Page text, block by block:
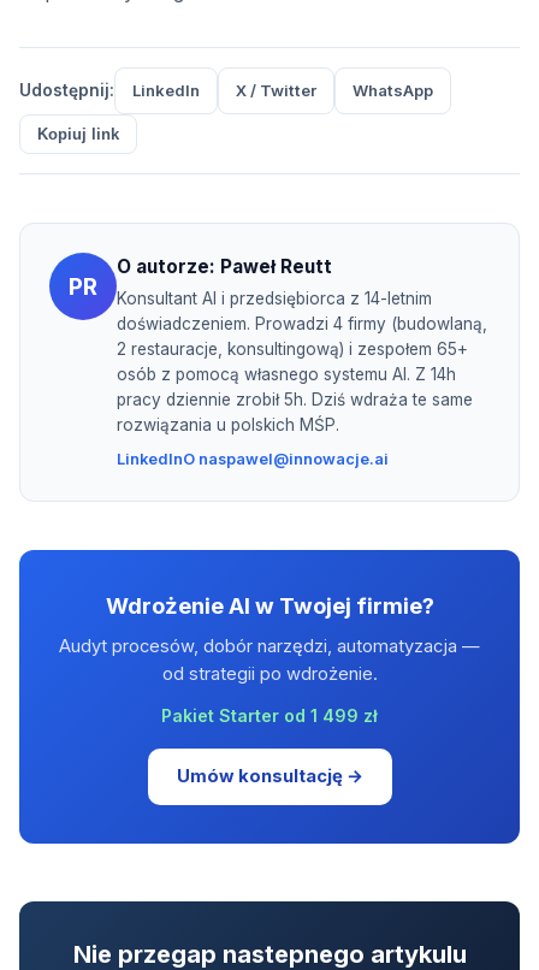
Udostępnij: LinkedIn X / Twitter WhatsApp
Kopiuj link
PR
O autorze: Paweł Reutt
Konsultant AI i przedsiębiorca z 14-letnim
doświadczeniem. Prowadzi 4 firmy (budowlaną,
2 restauracje, konsultingową) i zespołem 65+
osób z pomocą własnego systemu AI. Z 14h
pracy dziennie zrobił 5h. Dziś wdraża te same
rozwiązania u polskich MŚP.
LinkedInO naspawel@innowacje.ai
Wdrożenie AI w Twojej firmie?
Audyt procesów, dobór narzędzi, automatyzacja —
od strategii po wdrożenie.
Pakiet Starter od 1 499 zł
Umów konsultację →
Nie przegap nastepnego artykulu